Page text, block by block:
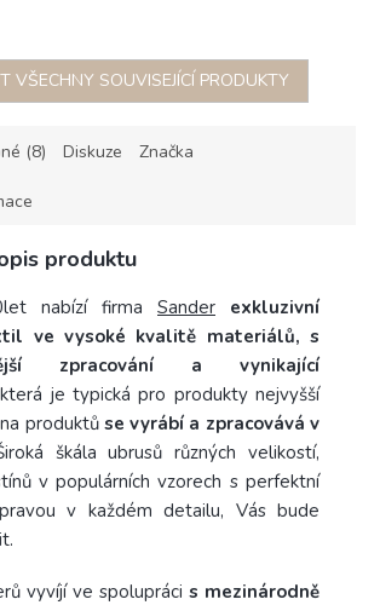
VŠECHNY SOUVISEJÍCÍ PRODUKTY
(8) Diskuze Značka
produktu
nabízí firma Sander
exkluzivní
ve vysoké kvalitě materiálů, s
zpracování a vynikající
je typická pro produkty nejvyšší
produktůse vyrábí a zpracovává v
škála ubrusů různých velikostí,
v populárních vzorech s perfektní
v každém detailu, Vás bude
vyvíjí ve spolupráci s mezinárodně